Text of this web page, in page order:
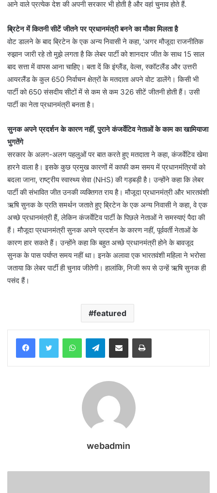
आने वाले प्रत्येक देश की अपनी सरकार भी होती है और वहां चुनाव होते हैं.
ब्रिटेन में कितनी सीटें जीतने पर प्रधानमंत्री बनने का मौका मिलता है
वोट डालने के बाद ब्रिटेन के एक अन्य निवासी ने कहा, 'अगर मौजूदा राजनीतिक
रुझान जारी रहे तो मुझे लगता है कि लेबर पार्टी को शानदार जीत के साथ 15 साल
बाद सत्ता में वापस आना चाहिए। बता दें कि इंग्लैंड, वेल्स, स्कॉटलैंड और उत्तरी
आयरलैंड के कुल 650 निर्वाचन क्षेत्रों के मतदाता अपने वोट डालेंगे। किसी भी
पार्टी को 650 संसदीय सीटों में से कम से कम 326 सीटें जीतनी होती हैं। उसी
पार्टी का नेता प्रधानमंत्री बनता है।
सुनक अपने प्रदर्शन के कारण नहीं, पुराने कंजर्वेटिव नेताओं के काम का खामियाजा
भुगतेंगे
सरकार के अलग-अलग पहलुओं पर बात करते हुए मतदाता ने कहा, कंजर्वेटिव खेमा
हारने वाला है। इसके कुछ प्रमुख कारणों में काफी कम समय में प्रधानमंत्रियों को
बदला जाना, राष्ट्रीय स्वास्थ्य सेवा (NHS) की गड़बड़ी है। उन्होंने कहा कि लेबर
पार्टी की संभावित जीत उनकी व्यक्तिगत राय है। मौजूदा प्रधानमंत्री और भारतवंशी
ऋषि सुनक के प्रति समर्थन जताते हुए ब्रिटेन के एक अन्य निवासी ने कहा, वे एक
अच्छे प्रधानमंत्री हैं, लेकिन कंजर्वेटिव पार्टी के पिछले नेताओं ने समस्याएं पैदा की
हैं। मौजूदा प्रधानमंत्री सुनक अपने प्रदर्शन के कारण नहीं, पूर्ववर्ती नेताओं के
कारण हार सकते हैं। उन्होंने कहा कि बहुत अच्छे प्रधानमंत्री होने के बावजूद
सुनक के पास पर्याप्त समय नहीं था। इनके अलावा एक भारतवंशी महिला ने भरोसा
जताया कि लेबर पार्टी ही चुनाव जीतेगी। हालांकि, निजी रूप से उन्हें ऋषि सुनक ही
पसंद हैं।
featured
WhatsAppTelegramShare via Email Print
webadmin